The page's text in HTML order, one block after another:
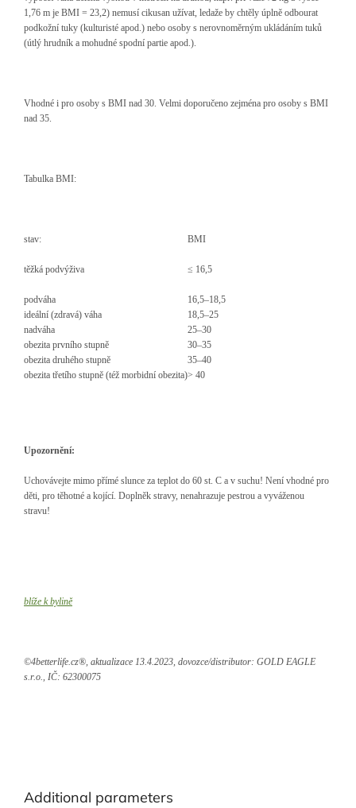
1,76 m je BMI = 23,2) nemusí cikusan užívat, ledaže by chtěly úplně odbourat
podkožní tuky (kulturisté apod.) nebo osoby s nerovnoměrným ukládáním tuků
(útlý hrudník a mohudné spodní partie apod.).
Vhodné i pro osoby s BMI nad 30. Velmi doporučeno zejména pro osoby s BMI
nad 35.
Tabulka BMI:
stav:
těžká podvýživa
BMI
≤ 16,5
podváha
16,5–18,5
ideální (zdravá) váha
18,5–25
nadváha
25–30
obezita prvního stupně
30–35
obezita druhého stupně
35–40
obezita třetího stupně (též morbidní obezita)> 40
Upozornění:
Uchovávejte mimo přímé slunce za teplot do 60 st. C a v suchu! Není vhodné pro
děti, pro těhotné a kojící. Doplněk stravy, nenahrazuje pestrou a vyváženou
stravu!
blíže k bylině
©4betterlife.cz®, aktualizace 13.4.2023, dovozce/distributor: GOLD EAGLE
s.r.o., IČ: 62300075
Additional parameters